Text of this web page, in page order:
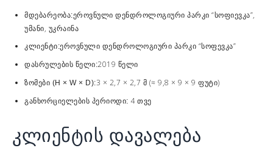
მდებარეობა:ეროვნული დენდროლოგიური პარკი “სოფიევკა”,
უმანი, უკრაინა
კლიენტი:ეროვნული დენდროლოგიური პარკი “სოფევკა”
დასრულების წელი:2019 წელი
ზომები (H × W × D):3 × 2,7 × 2,7 მ (≈ 9,8 × 9 × 9 ფუტი)
განხორციელების პერიოდი: 4 თვე
კლიენტის დავალება